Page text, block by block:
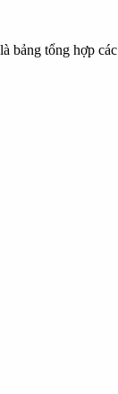
bảng tổng hợp các